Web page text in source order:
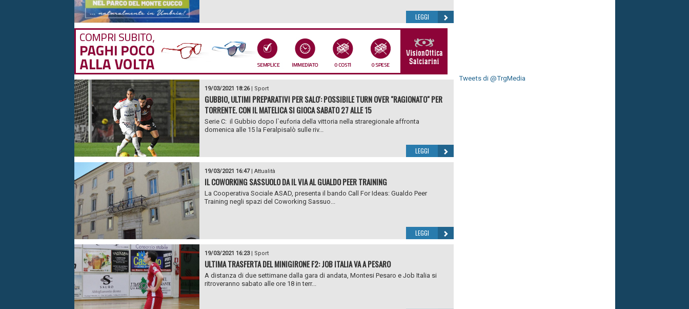
LEGGI
19/03/2021 18:26| Sport
GUBBIO, ULTIMI PREPARATIVI PER SALO': POSSIBILE TURN OVER "RAGIONATO" PER
TORRENTE. CON IL MATELICA SI GIOCA SABATO 27 ALLE 15
Serie C: il Gubbio dopo l`euforia della vittoria nella straregionale affronta
domenica alle 15 la Feralpisalò sulle riv...
LEGGI
19/03/2021 16:47| Attualità
IL COWORKING SASSUOLO DA IL VIA AL GUALDO PEER TRAINING
La Cooperativa Sociale ASAD, presenta il bando Call For Ideas: Gualdo Peer
Training negli spazi del Coworking Sassuo...
LEGGI
19/03/2021 16:23| Sport
ULTIMA TRASFERTA DEL MINIGIRONE F2: JOB ITALIA VA A PESARO
A distanza di due settimane dalla gara di andata, Montesi Pesaro e Job Italia si
ritroveranno sabato alle ore 18 in terr...
Tweets di @TrgMedia